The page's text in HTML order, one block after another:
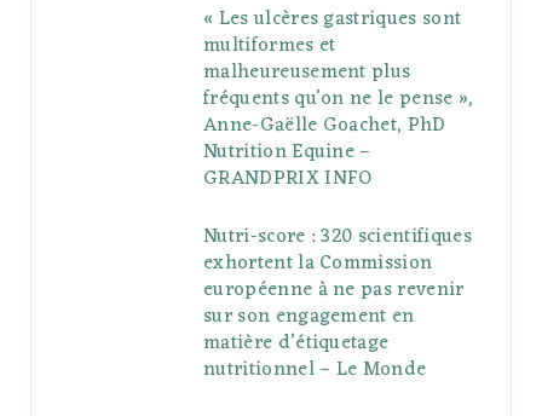
« Les ulcères gastriques sont
multiformes et
malheureusement plus
fréquents qu’on ne le pense »,
Anne-Gaëlle Goachet, PhD
Nutrition Equine –
GRANDPRIX INFO
Nutri-score : 320 scientifiques
exhortent la Commission
européenne à ne pas revenir
sur son engagement en
matière d’étiquetage
nutritionnel – Le Monde